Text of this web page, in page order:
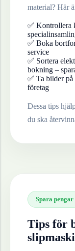
material? Här
✅ Kontrollera
✅ Boka
service
✅ Sortera
bokning –
✅ Ta bilder
företag
Dessa tips
du ska
Spara pengar
Tips för